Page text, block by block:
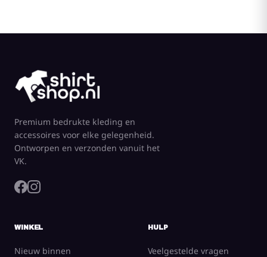
Premium bedrukte kleding en
accessoires voor elke gelegenheid.
Ontworpen en verzonden vanuit het
VK.
WINKEL
Nieuw binnen
HULP
Veelgestelde vragen